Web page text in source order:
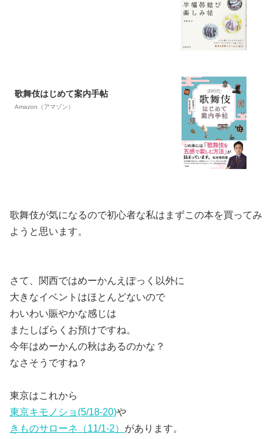
歌舞伎はじめて案内手帖
Amazon（アマゾン）
歌舞伎が気になるので初心者な私はまずこの本を買ってみ
ようと思います。
さて、関西ではめーかんえぽっく以外に
大きなイベントはほとんどないので
わいわい賑やかな感じは
またしばらくお預けですね。
今年はめーかんの秋はあるのかな？
なさそうですね？
東京はこれから
東京キモノショ(5/18-20)や
きものサローネ（11/1-2） があります。